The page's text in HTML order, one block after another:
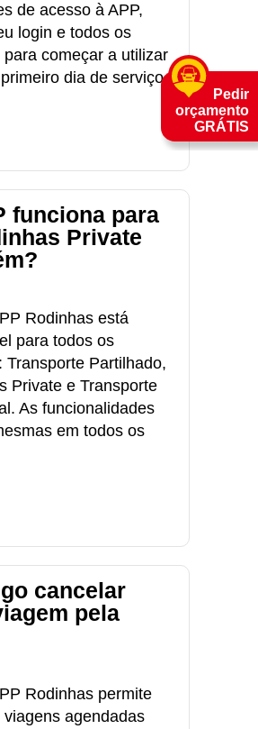
de acesso à APP,
login e todos os
para começar a utilizar
dia de serviço.
funciona para
Private
Rodinhas está
para todos os
Transporte Partilhado,
Private e Transporte
As funcionalidades
em todos os
cancelar
pela
Rodinhas permite
viagens agendadas
Pedir
orçamento
GRÁTIS